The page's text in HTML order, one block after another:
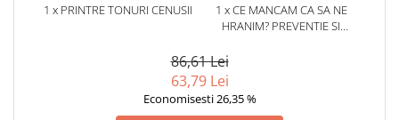
1 x PRINTRE TONURI CENUSII
1 x CE MANCAM CA SA NE
HRANIM? PREVENTIE SI
CARDIOVASCULARE SI IN
86,61 Lei
63,79 Lei
Economisesti 26,35 %